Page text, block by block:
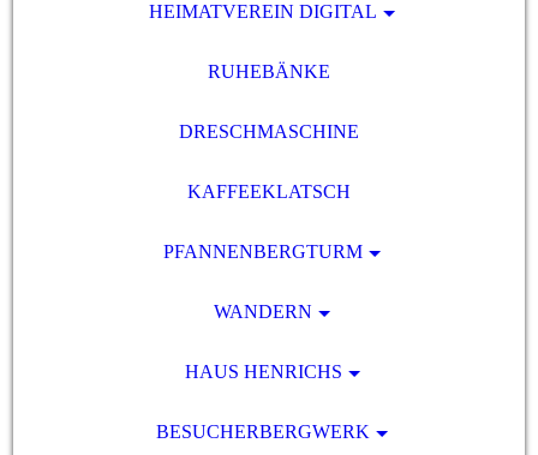
HEIMATVEREIN DIGITAL
RUHEBÄNKE
DRESCHMASCHINE
KAFFEEKLATSCH
PFANNENBERGTURM
WANDERN
HAUS HENRICHS
BESUCHERBERGWERK